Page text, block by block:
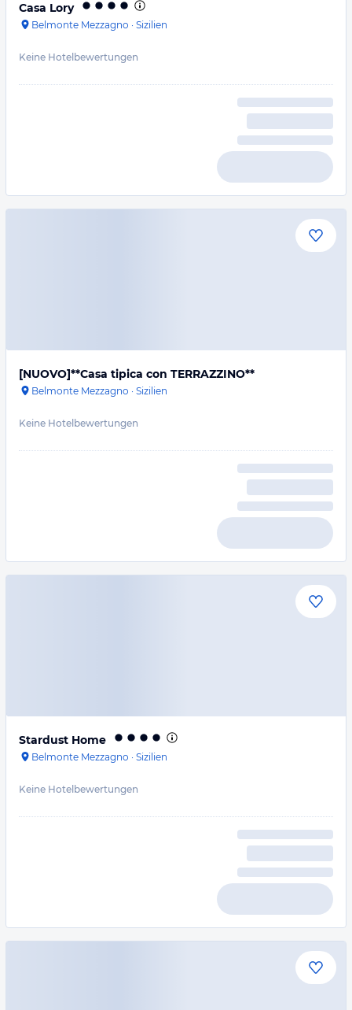
Casa Lory
Belmonte Mezzagno · Sizilien
Keine Hotelbewertungen
[NUOVO]**Casa tipica con TERRAZZINO**
Belmonte Mezzagno · Sizilien
Keine Hotelbewertungen
Stardust Home
Belmonte Mezzagno · Sizilien
Keine Hotelbewertungen